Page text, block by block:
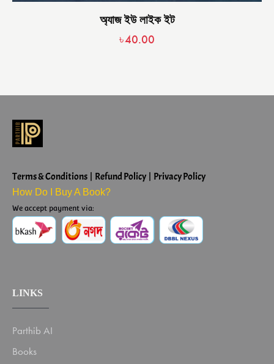
অ্যাজ ইউ লাইক ইট
৳40.00
Terms & Conditions | Refund Policy | Privacy Policy
How Do I Buy A Book?
We accept payment via:
LINKS
Parthib AI
Books